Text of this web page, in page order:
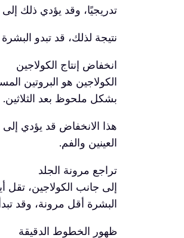
تدريجيًا، وقد يؤدي ذلك
نتيجة لذلك، قد تبدو
انخفاض إنتاج الكولاجين
الكولاجين هو البروتين
بشكل ملحوظ بعد الثلاثين.
هذا الانخفاض قد يؤدي
العينين والفم.
تراجع مرونة الجلد
إلى جانب الكولاجين، تقل
البشرة أقل مرونة، وقد
ظهور الخطوط الدقيقة